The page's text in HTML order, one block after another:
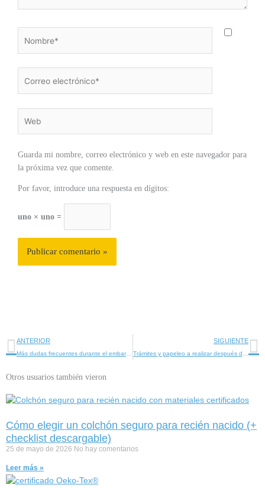
electrónico*
Guarda mi nombre, correo electrónico y web en este navegador para
la próxima vez que comente.
Por favor, introduce una respuesta en dígitos:
uno × uno =
Ant
ANTERIOR
Más dudas frecuentes durante el embarazo
SIGUIENTE
Otros usuarios también vieron
Cómo elegir un colchón seguro para recién nacido (+
checklist descargable)
25 de mayo de 2026 No hay comentarios
Leer más »